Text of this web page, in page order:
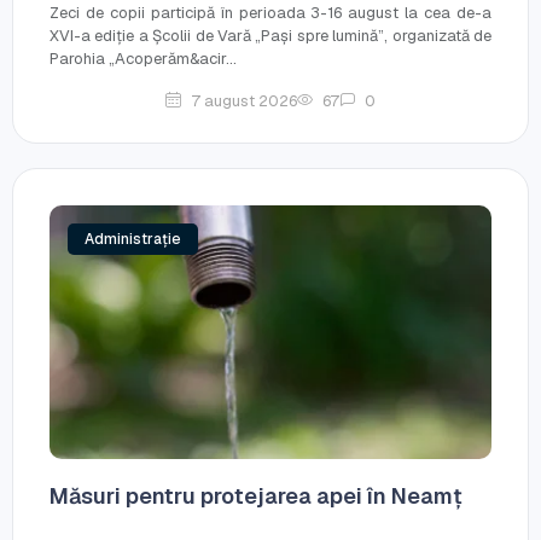
Zeci de copii participă în perioada 3-16 august la cea de-a
XVI-a ediție a Școlii de Vară „Pași spre lumină”, organizată de
Parohia „Acoperăm&acir...
7 august 2026 67 0
Administrație
Măsuri pentru protejarea apei în Neamț